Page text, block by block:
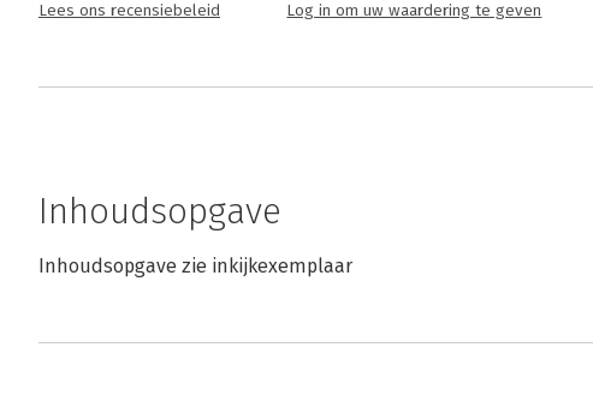
Lees ons recensiebeleid Log in om uw waardering te geven
Inhoudsopgave
Inhoudsopgave zie inkijkexemplaar